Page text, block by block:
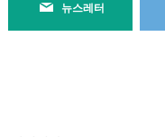
뉴스레터